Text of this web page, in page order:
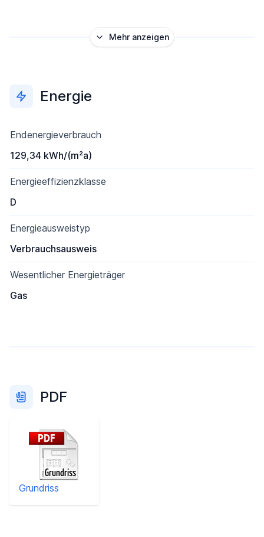
Mehr anzeigen
Energie
Endenergieverbrauch
129,34 kWh/(m²a)
Energieeffizienzklasse
D
Energieausweistyp
Verbrauchsausweis
Wesentlicher Energieträger
Gas
PDF
Grundriss